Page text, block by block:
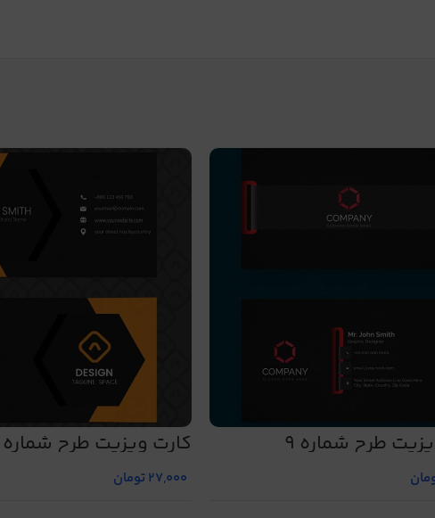
طرح شماره 9 کارت ویزیت طرح شماره 21
27,000تومان